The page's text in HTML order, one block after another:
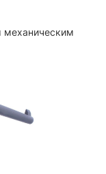
механическим